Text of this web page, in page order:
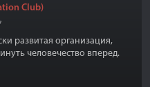
Club)
развитая организация,
человечество вперед.